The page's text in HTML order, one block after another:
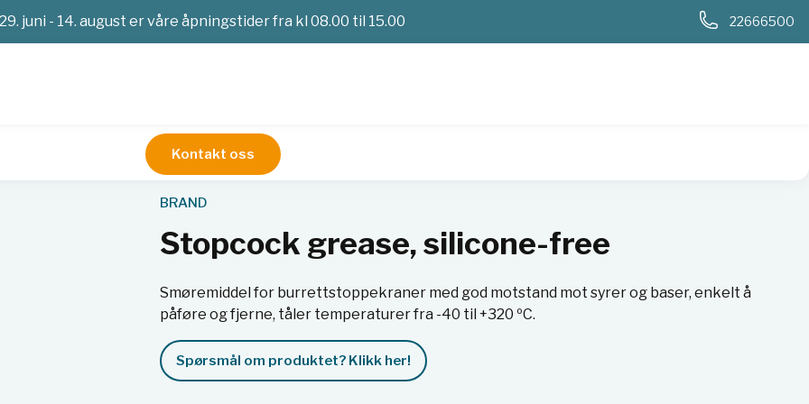
29. juni - 14. august er våre åpningstider fra kl 08.00 til 15.00 22666500
Kontakt oss
BRAND
Stopcock grease, silicone-free
Smøremiddel for burrettstoppekraner med god motstand mot syrer og baser, enkelt å
påføre og fjerne, tåler temperaturer fra -40 til +320 ºC.
Spørsmål om produktet? Klikk her!